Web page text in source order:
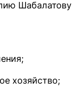
хозяйство;